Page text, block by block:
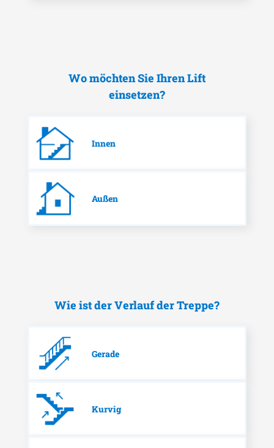
Wo möchten Sie Ihren Lift
einsetzen?
Innen
Außen
Wie ist der Verlauf der Treppe?
Gerade
Kurvig